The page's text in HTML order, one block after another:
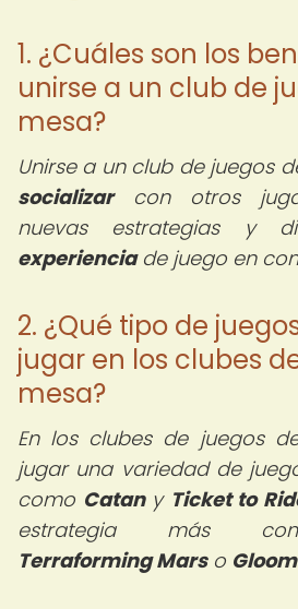
1. ¿Cuáles son los
unirse a un club de
mesa?
Unirse a un club de juegos
socializarcon otros
nuevas estrategias y
experienciade juego en
2. ¿Qué tipo de
jugar en los clubes
mesa?
En los clubes de juegos
jugar una variedad de
como Catany Ticket to
estrategia más
Terraforming Marso